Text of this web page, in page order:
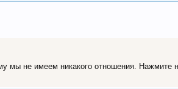
мы не имеем никакого отношения. Нажмите